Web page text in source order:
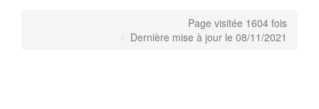
Page visitée 1604 fois
Dernière mise à jour le 08/11/2021